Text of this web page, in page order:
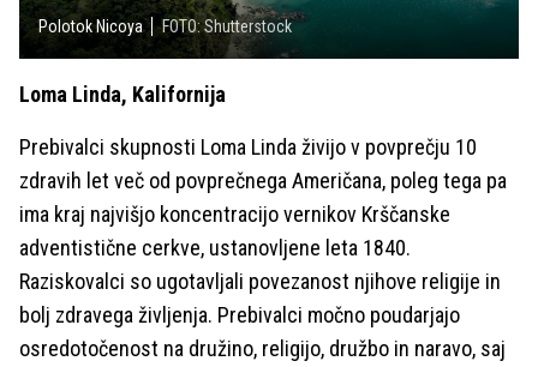
Polotok Nicoya FOTO: Shutterstock
Loma Linda, Kalifornija
Prebivalci skupnosti Loma Linda živijo v povprečju 10
zdravih let več od povprečnega Američana, poleg tega pa
ima kraj najvišjo koncentracijo vernikov Krščanske
adventistične cerkve, ustanovljene leta 1840.
Raziskovalci so ugotavljali povezanost njihove religije in
bolj zdravega življenja. Prebivalci močno poudarjajo
osredotočenost na družino, religijo, družbo in naravo, saj